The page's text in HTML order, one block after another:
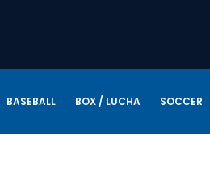
BASEBALL BOX / LUCHA SOCCER